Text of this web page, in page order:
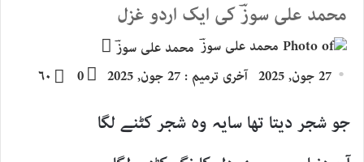
محمد علی سوزؔ کی ایک اردو غزل
محمد علی سوزؔ
an
email
27 جون, 2025 آخری ترمیم : 27 جون, 2025 0 ۶۰
جو شجر دیتا تھا سایہ وہ شجر کٹنے لگا